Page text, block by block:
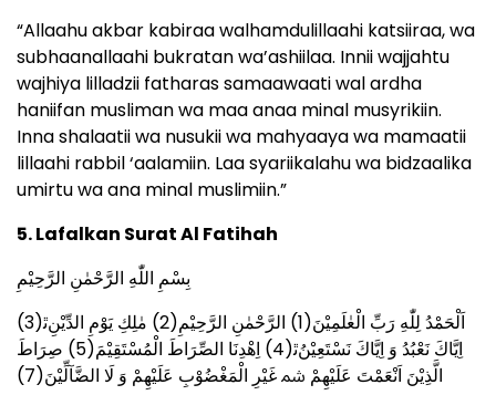
“Allaahu akbar kabiraa walhamdulillaahi katsiiraa, wa
subhaanallaahi bukratan wa’ashiilaa. Innii wajjahtu
wajhiya lilladzii fatharas samaawaati wal ardha
haniifan musliman wa maa anaa minal musyrikiin.
Inna shalaatii wa nusukii wa mahyaaya wa mamaatii
lillaahi rabbil ‘aalamiin. Laa syariikalahu wa bidzaalika
umirtu wa ana minal muslimiin.”
5. Lafalkan Surat Al Fatihah
بِسْمِ اللّٰهِ الرَّحْمٰنِ الرَّحِیْمِ
اَلْحَمْدُ لِلّٰهِ رَبِّ الْعٰلَمِیْنَ(1) الرَّحْمٰنِ الرَّحِیْمِ(2) مٰلِكِ یَوْمِ الدِّیْنِﭤ(3)
اِیَّاكَ نَعْبُدُ وَ اِیَّاكَ نَسْتَعِیْنُﭤ(4) اِهْدِنَا الصِّرَاطَ الْمُسْتَقِیْمَ(5) صِرَاطَ
الَّذِیْنَ اَنْعَمْتَ عَلَیْهِمْ ﴰ غَیْرِ الْمَغْضُوْبِ عَلَیْهِمْ وَ لَا الضَّآلِّیْنَ(7)